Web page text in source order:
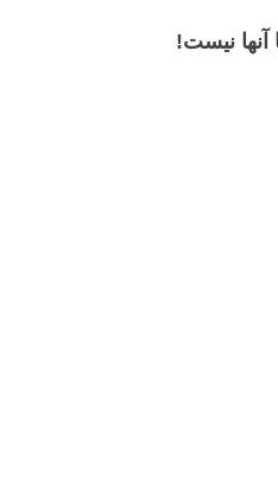
آنها نیست!